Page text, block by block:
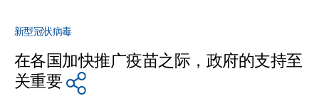
新型冠状病毒
在各国加快推广疫苗之际，政府的支持至
关重要